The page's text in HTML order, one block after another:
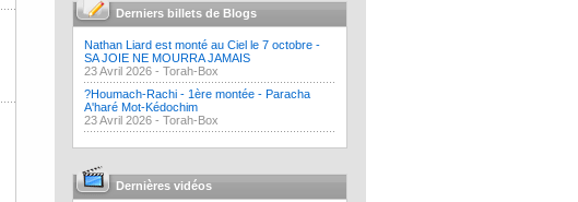
Derniers billets de Blogs
Nathan Liard est monté au Ciel le 7 octobre -
SA JOIE NE MOURRA JAMAIS
23 Avril 2026 - Torah-Box
?Houmach-Rachi - 1ère montée - Paracha
A'haré Mot-Kédochim
23 Avril 2026 - Torah-Box
Dernières vidéos